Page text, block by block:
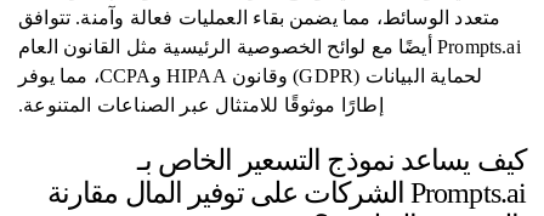
متعدد الوسائط، مما يضمن بقاء العمليات فعالة وآمنة. تتوافق
Prompts.ai أيضًا مع لوائح الخصوصية الرئيسية مثل القانون العام
لحماية البيانات (GDPR) وقانون HIPAA وCCPA، مما يوفر
إطارًا موثوقًا للامتثال عبر الصناعات المتنوعة.
كيف يساعد نموذج التسعير الخاص بـ
Prompts.ai الشركات على توفير المال مقارنة